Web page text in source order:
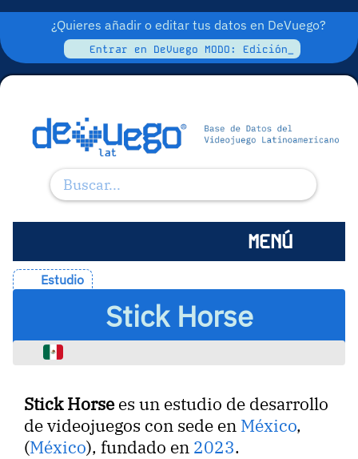
¿Quieres añadir o editar tus datos en DeVuego?
Entrar en DeVuego MODO: Edición_
MENÚ
Estudio
Stick Horse
Stick Horsees un estudio de desarrollo
de videojuegos con sede en México,
(México), fundado en 2023.